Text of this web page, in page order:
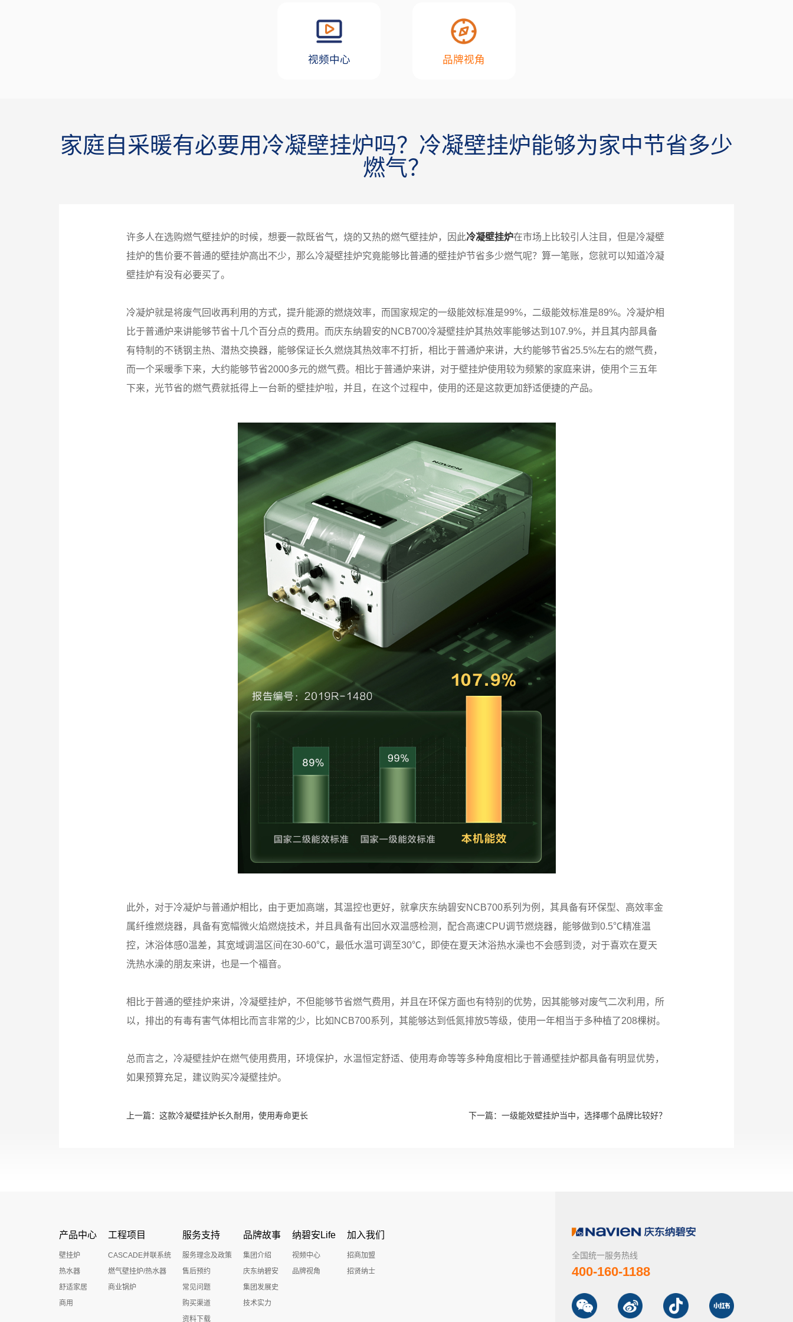
视频中心 品牌视角
家庭自采暖有必要用冷凝壁挂炉吗？冷凝壁挂炉能够为家中节省多少
燃气？
许多人在选购燃气壁挂炉的时候，想要一款既省气，烧的又热的燃气壁挂炉，因此冷凝壁挂炉在市场上比较引人注目，但是冷凝壁
挂炉的售价要不普通的壁挂炉高出不少，那么冷凝壁挂炉究竟能够比普通的壁挂炉节省多少燃气呢？算一笔账，您就可以知道冷凝
壁挂炉有没有必要买了。
冷凝炉就是将废气回收再利用的方式，提升能源的燃烧效率，而国家规定的一级能效标准是99%，二级能效标准是89%。冷凝炉相
比于普通炉来讲能够节省十几个百分点的费用。而庆东纳碧安的NCB700冷凝壁挂炉其热效率能够达到107.9%，并且其内部具备
有特制的不锈钢主热、潜热交换器，能够保证长久燃烧其热效率不打折，相比于普通炉来讲，大约能够节省25.5%左右的燃气费，
而一个采暖季下来，大约能够节省2000多元的燃气费。相比于普通炉来讲，对于壁挂炉使用较为频繁的家庭来讲，使用个三五年
下来，光节省的燃气费就抵得上一台新的壁挂炉啦，并且，在这个过程中，使用的还是这款更加舒适便捷的产品。
此外，对于冷凝炉与普通炉相比，由于更加高端，其温控也更好，就拿庆东纳碧安NCB700系列为例，其具备有环保型、高效率金
属纤维燃烧器，具备有宽幅微火焰燃烧技术，并且具备有出回水双温感检测，配合高速CPU调节燃烧器，能够做到0.5℃精准温
控，沐浴体感0温差，其宽域调温区间在30-60℃，最低水温可调至30℃，即使在夏天沐浴热水澡也不会感到烫，对于喜欢在夏天
洗热水澡的朋友来讲，也是一个福音。
相比于普通的壁挂炉来讲，冷凝壁挂炉，不但能够节省燃气费用，并且在环保方面也有特别的优势，因其能够对废气二次利用，所
以，排出的有毒有害气体相比而言非常的少，比如NCB700系列，其能够达到低氮排放5等级，使用一年相当于多种植了208棵树。
总而言之，冷凝壁挂炉在燃气使用费用，环境保护，水温恒定舒适、使用寿命等等多种角度相比于普通壁挂炉都具备有明显优势，
如果预算充足，建议购买冷凝壁挂炉。
上一篇：这款冷凝壁挂炉长久耐用，使用寿命更长 下一篇： 一级能效壁挂炉当中，选择哪个品牌比较好？
产品中心
壁挂炉
热水器
舒适家居
商用
工程项目
CASCADE并联系统
燃气壁挂炉/热水器
商业锅炉
服务支持
服务理念及政策
售后预约
常见问题
购买渠道
资料下载
品牌故事
集团介绍
庆东纳碧安
集团发展史
技术实力
纳碧安Life
视频中心
品牌视角
加入我们
招商加盟
招贤纳士
全国统一服务热线
400-160-1188